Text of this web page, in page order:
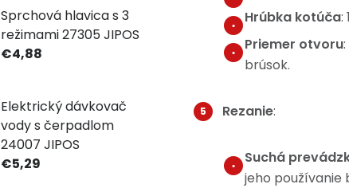
Sprchová hlavica s 3
režimami 27305 JIPOS
€4,88
Elektrický dávkovač
vody s čerpadlom
24007 JIPOS
€5,29
Hrúbka kotúča:
Priemer otvoru
brúsok.
Rezanie:
Suchá
jeho používanie